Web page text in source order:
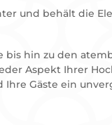
und behält die
bis hin zu den
Aspekt Ihrer
Gäste ein